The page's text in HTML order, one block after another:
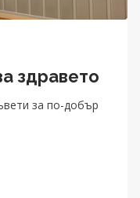
здравето
за по-добър